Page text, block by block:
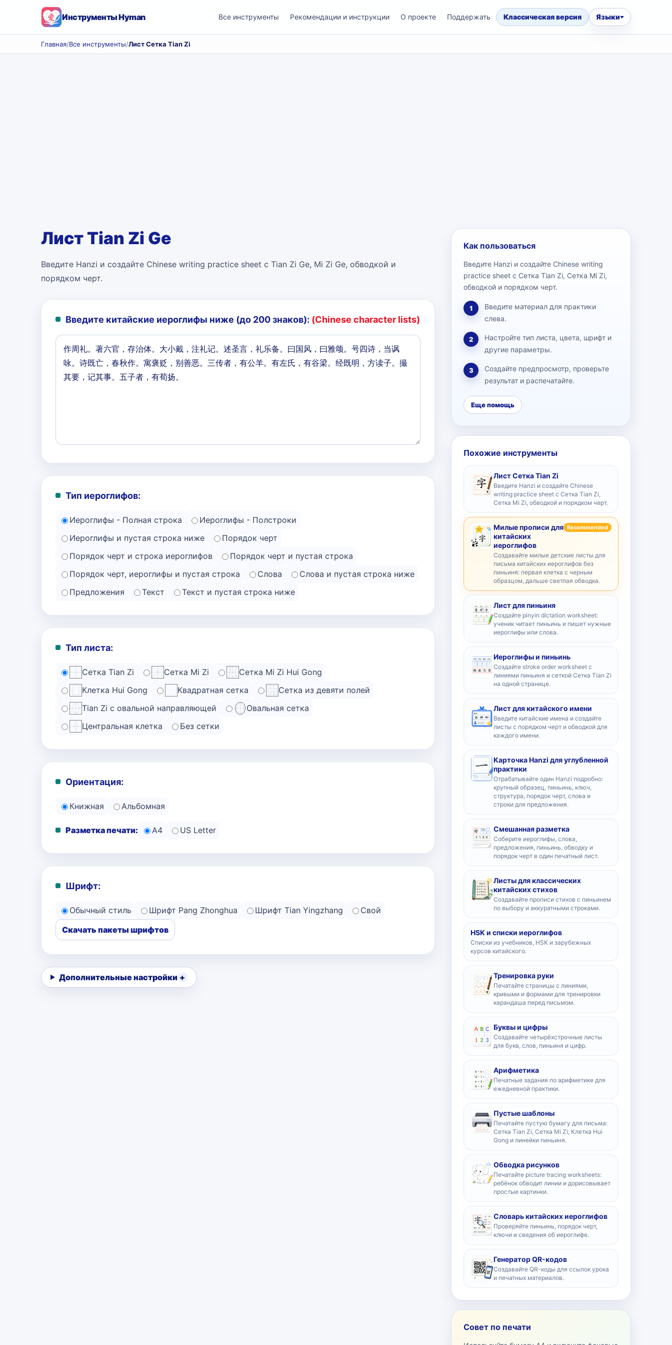
Инструменты Hyman Все инструменты Рекомендации и инструкции О проекте Поддержать Классическая версия Языки
Главная/Все инструменты/Лист Сетка Tian Zi
Лист Tian Zi Ge
Введите Hanzi и создайте Chinese writing practice sheet с Tian Zi Ge, Mi Zi Ge, обводкой и
порядком черт.
Введите китайские иероглифы ниже (до 200 знаков): (Chinese character lists)
Тип иероглифов:
Иероглифы - Полная строка
Иероглифы - Полстроки
Иероглифы и пустая строка ниже
Порядок черт
Порядок черт и строка иероглифов
Порядок черт и пустая строка
Порядок черт, иероглифы и пустая строка
Слова
Слова и пустая строка ниже
Предложения
Текст Текст и пустая строка ниже
Тип листа:
Сетка Tian Zi Сетка Mi Zi
Сетка Mi Zi Hui Gong
Клетка Hui Gong
Квадратная сетка
Сетка из девяти полей
Tian Zi с овальной направляющей
Овальная сетка
Центральная клетка
Без сетки
Ориентация:
Книжная Альбомная
Разметка печати: A4 US Letter
Шрифт:
Обычный стиль Шрифт Pang Zhonghua Шрифт Tian Yingzhang
Свой
Скачать пакеты шрифтов
Дополнительные настройки
Как пользоваться
Введите Hanzi и создайте Chinese writing
practice sheet с Сетка Tian Zi, Сетка Mi Zi,
обводкой и порядком черт.
1
Введите материал для практики
слева.
2
Настройте тип листа, цвета, шрифт и
другие параметры.
3
Создайте предпросмотр, проверьте
результат и распечатайте.
Еще помощь
Похожие инструменты
Лист Сетка Tian Zi
Введите Hanzi и создайте Chinese
writing practice sheet с Сетка Tian Zi,
Сетка Mi Zi, обводкой и порядком черт.
Милые прописи для
китайских
иероглифов
Recommended
Создавайте милые детские листы для
письма китайских иероглифов без
пиньиня: первая клетка с черным
образцом, дальше светлая обводка.
Лист для пиньиня
Создайте pinyin dictation worksheet:
ученик читает пиньинь и пишет нужные
иероглифы или слова.
Иероглифы и пиньинь
Создайте stroke order worksheet с
линиями пиньиня и сеткой Сетка Tian Zi
на одной странице.
Лист для китайского имени
Введите китайские имена и создайте
листы с порядком черт и обводкой для
каждого имени.
Карточка Hanzi для углубленной
практики
Отрабатывайте один Hanzi подробно:
крупный образец, пиньинь, ключ,
структура, порядок черт, слова и
строки для предложения.
Смешанная разметка
Соберите иероглифы, слова,
предложения, пиньинь, обводку и
порядок черт в один печатный лист.
Листы для классических
китайских стихов
Создавайте прописи стихов с пиньинем
по выбору и аккуратными строками.
HSK и списки иероглифов
Списки из учебников, HSK и зарубежных
курсов китайского.
Тренировка руки
Печатайте страницы с линиями,
кривыми и формами для тренировки
карандаша перед письмом.
Буквы и цифры
Создавайте четырёхстрочные листы
для букв, слов, пиньиня и цифр.
Арифметика
Печатные задания по арифметике для
ежедневной практики.
Пустые шаблоны
Печатайте пустую бумагу для письма:
Сетка Tian Zi, Сетка Mi Zi, Клетка Hui
Gong и линейки пиньиня.
Обводка рисунков
Печатайте picture tracing worksheets:
ребёнок обводит линии и дорисовывает
простые картинки.
Словарь китайских иероглифов
Проверяйте пиньинь, порядок черт,
ключи и сведения об иероглифе.
Генератор QR-кодов
Создавайте QR-коды для ссылок урока
и печатных материалов.
Совет по печати